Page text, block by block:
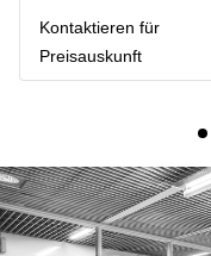
Сoworking
Alzette
Bureaux
Sandweiler
Kontaktieren für
Preisauskunft